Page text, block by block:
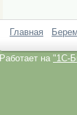
Главная
Работает на "1C-